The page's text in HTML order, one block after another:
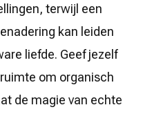
terwijl een
kan leiden
liefde. Geef jezelf
om organisch
de magie van echte